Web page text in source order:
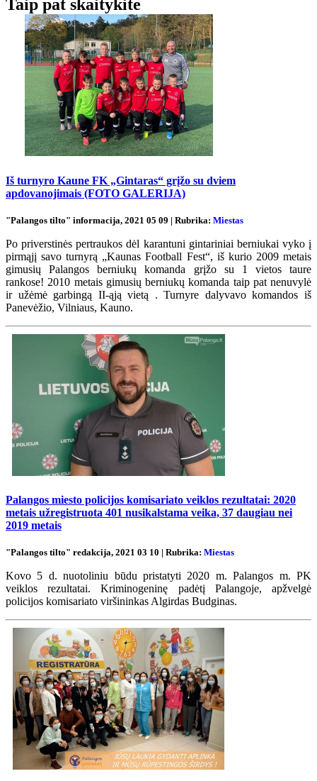
Taip pat skaitykite
Iš turnyro Kaune FK „Gintaras“ grįžo su dviem
apdovanojimais (FOTO GALERIJA)
"Palangos tilto" informacija, 2021 05 09 | Rubrika: Miestas
Po priverstinės pertraukos dėl karantuni gintariniai berniukai vyko į
pirmąjį savo turnyrą „Kaunas Football Fest“, iš kurio 2009 metais
gimusių Palangos berniukų komanda grįžo su 1 vietos taure
rankose! 2010 metais gimusių berniukų komanda taip pat nenuvylė
ir užėmė garbingą II-ąją vietą . Turnyre dalyvavo komandos iš
Panevėžio, Vilniaus, Kauno.
Palangos miesto policijos komisariato veiklos rezultatai: 2020
metais užregistruota 401 nusikalstama veika, 37 daugiau nei
2019 metais
"Palangos tilto" redakcija, 2021 03 10 | Rubrika: Miestas
Kovo 5 d. nuotoliniu būdu pristatyti 2020 m. Palangos m. PK
veiklos rezultatai. Kriminogeninę padėtį Palangoje, apžvelgė
policijos komisariato viršininkas Algirdas Budginas.